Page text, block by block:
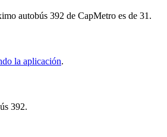
autobús 392 de CapMetro es de 31.
la aplicación.
392.